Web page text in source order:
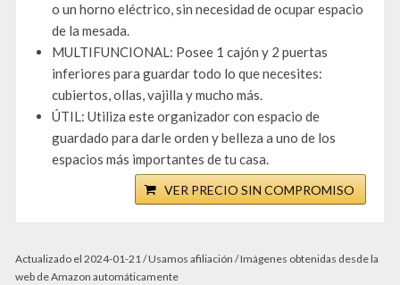
o un horno eléctrico, sin necesidad de ocupar espacio
de la mesada.
MULTIFUNCIONAL: Posee 1 cajón y 2 puertas
inferiores para guardar todo lo que necesites:
cubiertos, ollas, vajilla y mucho más.
ÚTIL: Utiliza este organizador con espacio de
guardado para darle orden y belleza a uno de los
espacios más importantes de tu casa.
VER PRECIO SIN COMPROMISO
Actualizado el 2024-01-21 / Usamos afiliación / Imágenes obtenidas desde la
web de Amazon automáticamente